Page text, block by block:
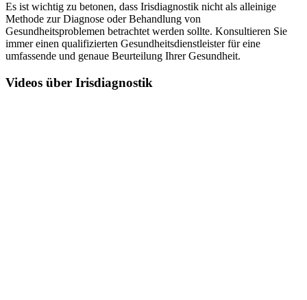
Es ist wichtig zu betonen, dass Irisdiagnostik nicht als alleinige
Methode zur Diagnose oder Behandlung von
Gesundheitsproblemen betrachtet werden sollte. Konsultieren Sie
immer einen qualifizierten Gesundheitsdienstleister für eine
umfassende und genaue Beurteilung Ihrer Gesundheit.
Videos über Irisdiagnostik